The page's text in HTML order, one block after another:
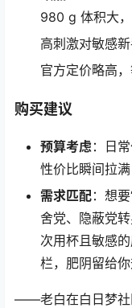
980 g 体积大，
高刺激对敏感新
官方定价略高，
购买建议
预算考虑：日
性价比瞬间拉
需求匹配：想
舍党、隐蔽党
次用杯且敏感
栏，肥阴留给你
——老白在白日梦社